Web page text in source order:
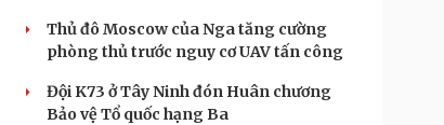
Thủ đô Moscow của Nga tăng cường
phòng thủ trước nguy cơ UAV tấn công
Đội K73 ở Tây Ninh đón Huân chương
Bảo vệ Tổ quốc hạng Ba